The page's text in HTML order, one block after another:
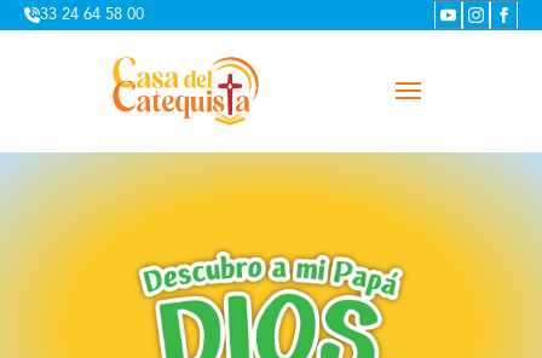
33 24 64 58 00